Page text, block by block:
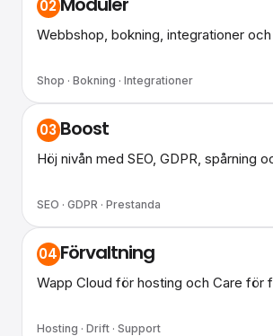
02
Webbshop, bokning, integrationer
Shop · Bokning · Integrationer
03 Boost
Höj nivån med SEO, GDPR, spårning
SEO · GDPR · Prestanda
04 Förvaltning
Wapp Cloud för hosting och Care för
Hosting · Drift · Support